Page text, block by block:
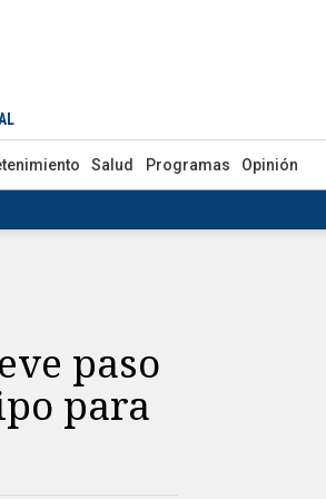
Salud Programas Opinión
paso
para